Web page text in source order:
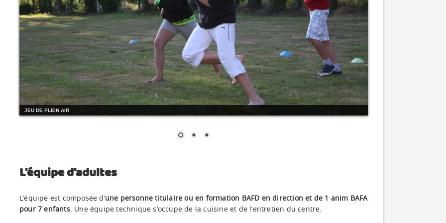
JEU DE PLEIN AIR
L'équipe d'adultes
L’équipe est composée d’une personne titulaire ou en formation BAFD en direction et de 1 anim BAFA
pour 7 enfants. Une équipe technique s’occupe de la cuisine et de l’entretien du centre.